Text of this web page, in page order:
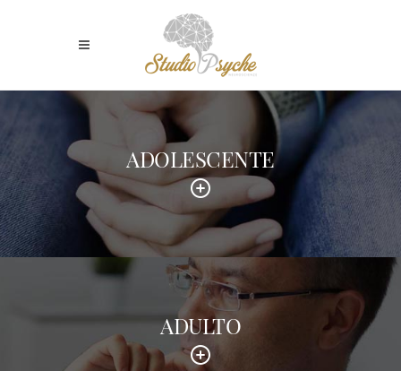
ADOLESCENTE
ADULTO